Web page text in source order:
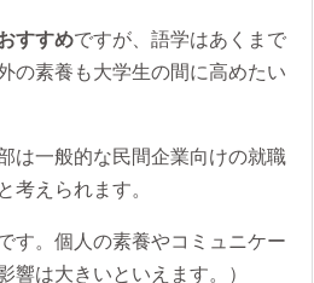
すすめですが、語学はあくまで
の素養も大学生の間に高めたい
は一般的な民間企業向けの就職
考えられます。
す。個人の素養やコミュニケー
響は大きいといえます。）